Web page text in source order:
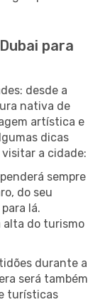
para
desde a
nativa de
artística e
dicas
a cidade:
sempre
do seu
lá.
alta do turismo
durante a
será também
turísticas